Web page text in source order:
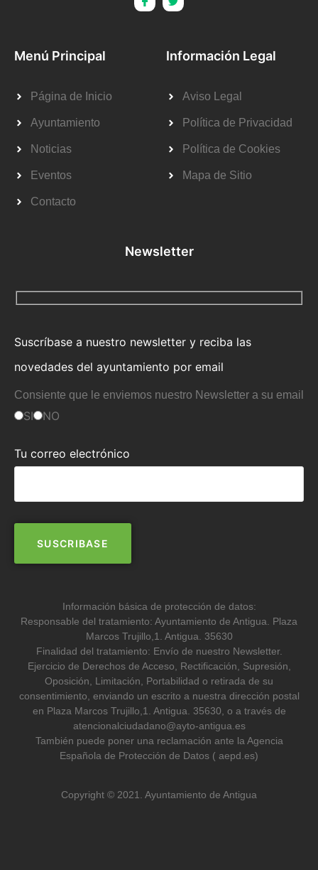
Menú Principal
Página de Inicio
Ayuntamiento
Noticias
Eventos
Contacto
Información Legal
Aviso Legal
Política de Privacidad
Política de Cookies
Mapa de Sitio
Newsletter
Suscríbase a nuestro newsletter y reciba las
novedades del ayuntamiento por email
Consiente que le enviemos nuestro Newsletter a su email
SI NO
Tu correo electrónico
Información básica de protección de datos:
Responsable del tratamiento: Ayuntamiento de Antigua. Plaza
Marcos Trujillo,1. Antigua. 35630
Finalidad del tratamiento: Envío de nuestro Newsletter.
Ejercicio de Derechos de Acceso, Rectificación, Supresión,
Oposición, Limitación, Portabilidad o retirada de su
consentimiento, enviando un escrito a nuestra dirección postal
en Plaza Marcos Trujillo,1. Antigua. 35630, o a través de
atencionalciudadano@ayto-antigua.es
También puede poner una reclamación ante la Agencia
Española de Protección de Datos ( aepd.es)
Copyright © 2021. Ayuntamiento de Antigua